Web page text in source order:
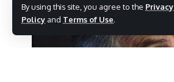
By using this site, you agree to the Privacy
Policy and Terms of Use.